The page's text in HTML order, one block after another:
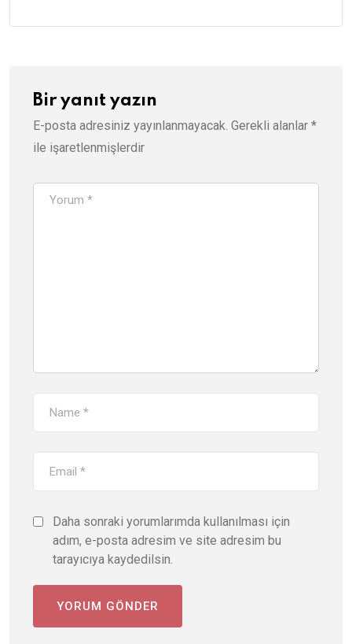
Bir yanıt yazın
E-posta adresiniz yayınlanmayacak. Gerekli alanlar *
ile işaretlenmişlerdir
Daha sonraki yorumlarımda kullanılması için
adım, e-posta adresim ve site adresim bu
tarayıcıya kaydedilsin.